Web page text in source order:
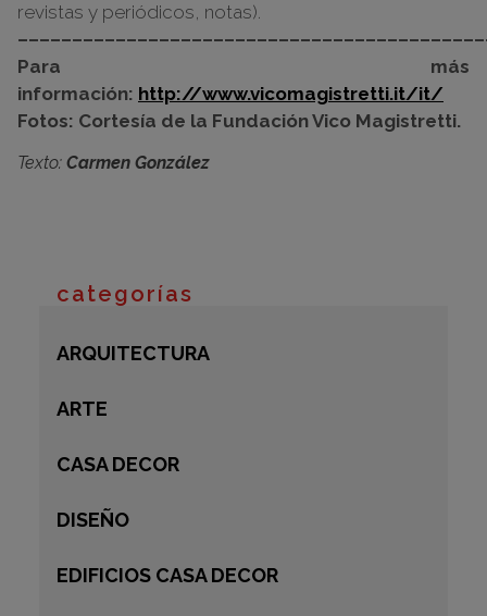
revistas y periódicos, notas).
Para más
información: http://www.vicomagistretti.it/it/
Fotos: Cortesía de la Fundación Vico Magistretti.
Texto: Carmen González
categorías
ARQUITECTURA
ARTE
CASA DECOR
DISEÑO
EDIFICIOS CASA DECOR